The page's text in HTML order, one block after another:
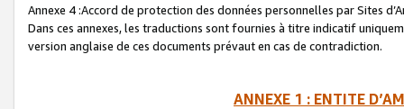
Annexe 4 :Accord de protection des données personnelles par Sites
Dans ces annexes, les traductions sont fournies à titre indicatif
version anglaise de ces documents prévaut en cas de contradiction.
ANNEXE 1 : ENTITE